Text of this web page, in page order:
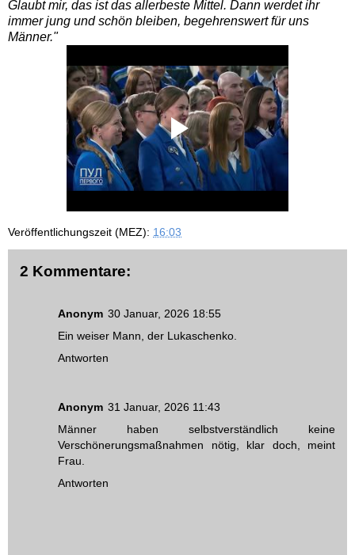
Glaubt mir, das ist das allerbeste Mittel. Dann werdet ihr
immer jung und schön bleiben, begehrenswert für uns
Männer."
Veröffentlichungszeit (MEZ): 16:03
2 Kommentare:
Anonym 30 Januar, 2026 18:55
Ein weiser Mann, der Lukaschenko.
Antworten
Anonym 31 Januar, 2026 11:43
Männer haben selbstverständlich keine
Verschönerungsmaßnahmen nötig, klar doch, meint
Frau.
Antworten